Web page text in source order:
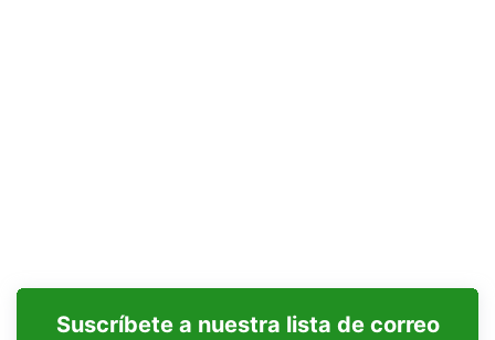
Suscríbete a nuestra lista de correo